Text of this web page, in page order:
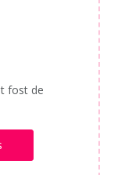
fost de